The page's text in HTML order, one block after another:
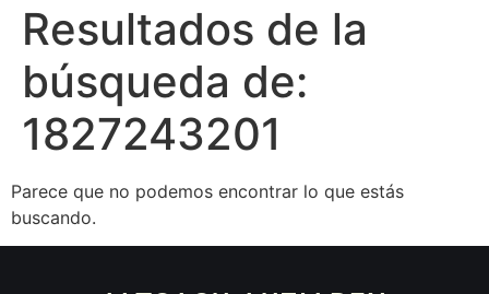
Resultados de la
búsqueda de:
1827243201
Parece que no podemos encontrar lo que estás
buscando.